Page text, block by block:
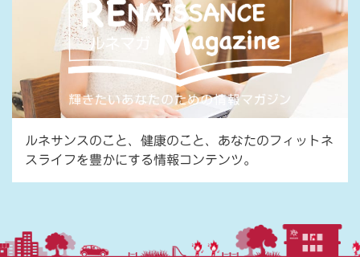
ルネサンスのこと、健康のこと、あなたのフィットネ
スライフを豊かにする情報コンテンツ。